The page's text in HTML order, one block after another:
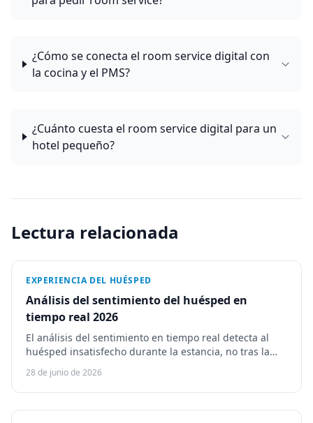
¿Cómo se conecta el room service digital con
la cocina y el PMS?
¿Cuánto cuesta el room service digital para un
hotel pequeño?
Lectura relacionada
EXPERIENCIA DEL HUÉSPED
Análisis del sentimiento del huésped en
tiempo real 2026
El análisis del sentimiento en tiempo real detecta al
huésped insatisfecho durante la estancia, no tras la
reseña: alertas de chat, Canary y Guestivo.
28 de junio de 2026